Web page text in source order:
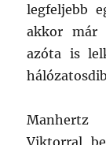
legfeljebb
akkor már
azóta is
Manhertz
Viktorral